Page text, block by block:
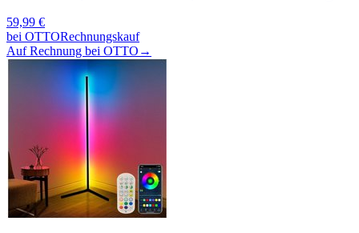
59,99 €
bei OTTORechnungskauf
Auf Rechnung bei OTTO →